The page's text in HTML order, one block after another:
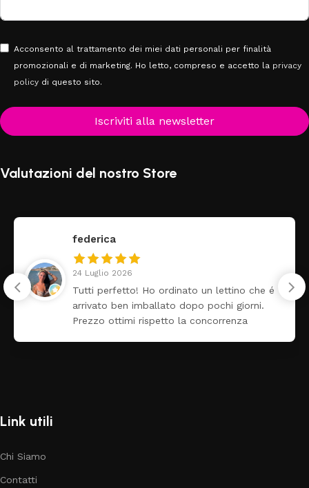
Acconsento al trattamento dei miei dati personali per finalità
promozionali e di marketing. Ho letto, compreso e accetto la privacy
policy di questo sito.
Iscriviti alla newsletter
Valutazioni del nostro Store
federica
24 Luglio 2026
Tutti perfetto! Ho ordinato un lettino che é
arrivato ben imballato dopo pochi giorni.
Prezzo ottimi rispetto la concorrenza
Link utili
Chi Siamo
Contatti